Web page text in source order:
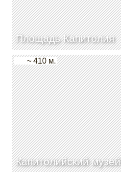
Площадь Капитолия
Капитолийский музей
~ 410 м.